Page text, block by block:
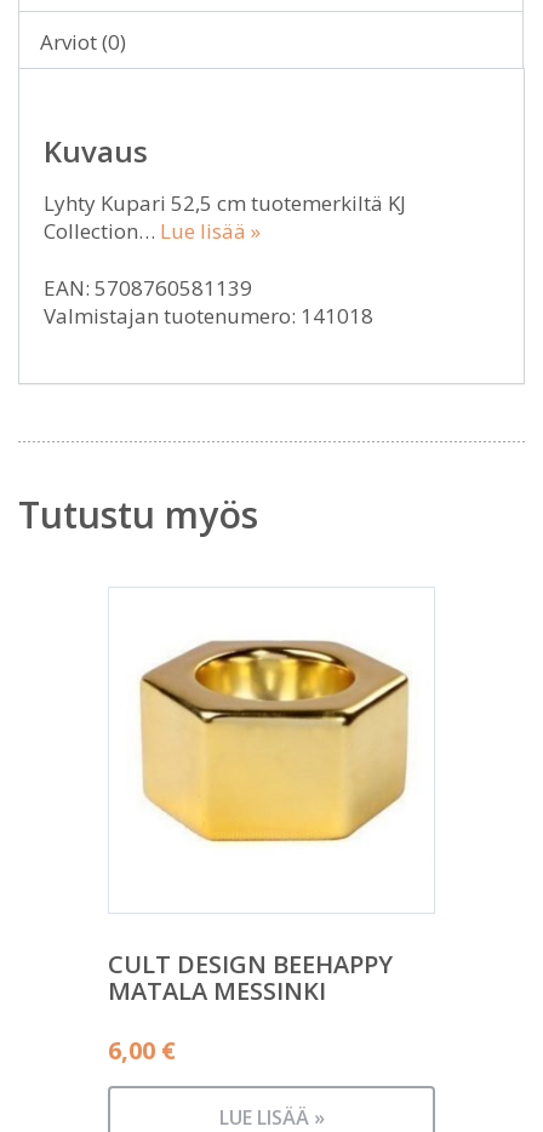
Arviot (0)
Kuvaus
Lyhty Kupari 52,5 cm tuotemerkiltä KJ
Collection… Lue lisää »
EAN: 5708760581139
Valmistajan tuotenumero: 141018
Tutustu myös
CULT DESIGN BEEHAPPY
MATALA MESSINKI
6,00 €
LUE LISÄÄ »